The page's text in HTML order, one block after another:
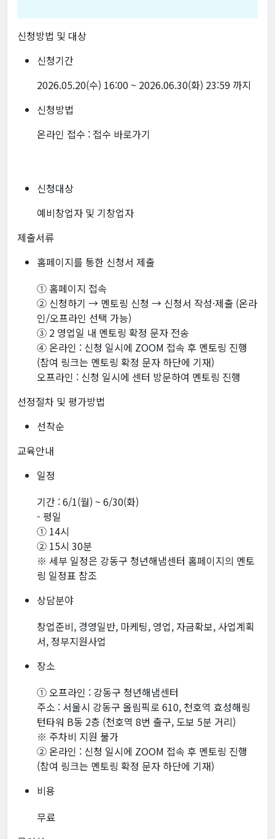
신청방법 및 대상
신청기간
2026.05.20(수) 16:00 ~ 2026.06.30(화) 23:59 까지
신청방법
온라인 접수 : 접수 바로가기
신청대상
예비창업자 및 기창업자
제출서류
홈페이지를 통한 신청서 제출
① 홈페이지 접속
② 신청하기 → 멘토링 신청 → 신청서 작성·제출 (온라
인/오프라인 선택 가능)
③ 2 영업일 내 멘토링 확정 문자 전송
④ 온라인 : 신청 일시에 ZOOM 접속 후 멘토링 진행
(참여 링크는 멘토링 확정 문자 하단에 기재)
오프라인 : 신청 일시에 센터 방문하여 멘토링 진행
선정절차 및 평가방법
선착순
교육안내
일정
기간 : 6/1(월) ~ 6/30(화)
- 평일
① 14시
② 15시 30분
※ 세부 일정은 강동구 청년해냄센터 홈페이지의 멘토
링 일정표 참조
상담분야
창업준비, 경영일반, 마케팅, 영업, 자금확보, 사업계획
서, 정부지원사업
장소
① 오프라인 : 강동구 청년해냄센터
주소 : 서울시 강동구 올림픽로 610, 천호역 효성해링
턴타워 B동 2층 (천호역 8번 출구, 도보 5분 거리)
※ 주차비 지원 불가
② 온라인 : 신청 일시에 ZOOM 접속 후 멘토링 진행
(참여 링크는 멘토링 확정 문자 하단에 기재)
비용
무료